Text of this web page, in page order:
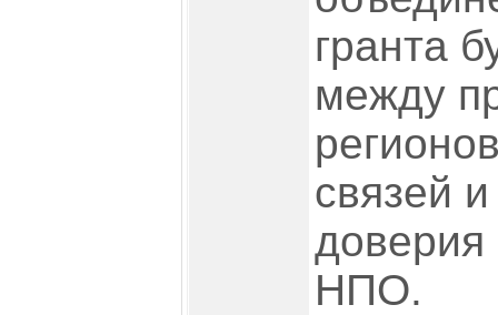
гранта
между
связей
доверия
НПО.